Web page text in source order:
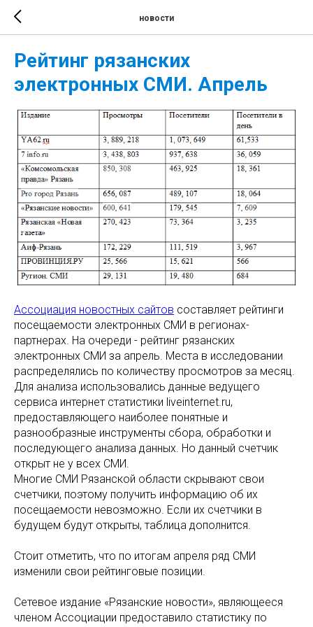
новости
Рейтинг рязанских
электронных СМИ. Апрель
Ассоциация новостных сайтов составляет рейтинги
посещаемости электронных СМИ в регионах-
партнерах. На очереди - рейтинг рязанских
электронных СМИ за апрель. Места в исследовании
распределялись по количеству просмотров за месяц.
Для анализа использовались данные ведущего
сервиса интернет статистики liveinternet.ru,
предоставляющего наиболее понятные и
разнообразные инструменты сбора, обработки и
последующего анализа данных. Но данный счетчик
открыт не у всех СМИ.
Многие СМИ Рязанской области скрывают свои
счетчики, поэтому получить информацию об их
посещаемости невозможно. Если их счетчики в
будущем будут открыты, таблица дополнится.
Стоит отметить, что по итогам апреля ряд СМИ
изменили свои рейтинговые позиции.
Сетевое издание «Рязанские новости», являющееся
членом Ассоциации предоставило статистику по